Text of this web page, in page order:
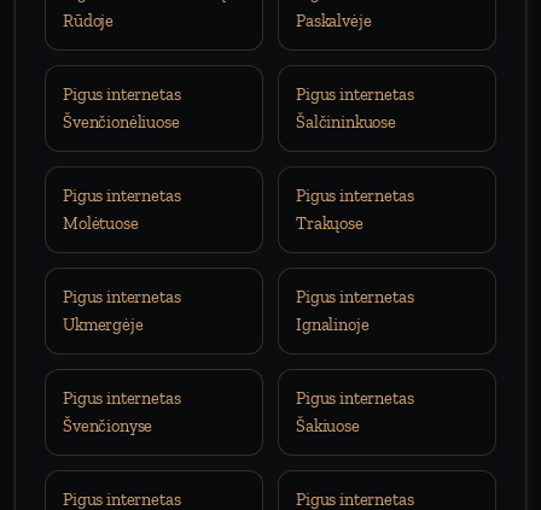
Rūdoje
Paskalvėje
Pigus internetas
Švenčionėliuose
Pigus internetas
Šalčininkuose
Pigus internetas
Molėtuose
Pigus internetas
Trakųose
Pigus internetas
Ukmergėje
Pigus internetas
Ignalinoje
Pigus internetas
Švenčionyse
Pigus internetas
Šakiuose
Pigus internetas
Pigus internetas